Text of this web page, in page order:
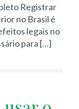
Registrar
no Brasil é
legais no
para […]